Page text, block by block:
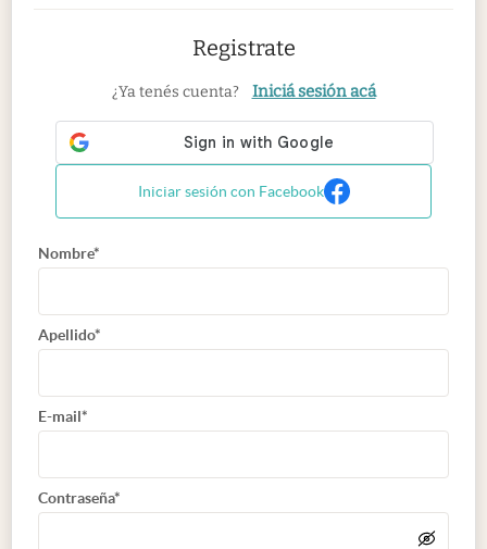
Registrate
¿Ya tenés cuenta? Iniciá sesión acá
Iniciar sesión con Facebook
Nombre*
Apellido*
E-mail*
Contraseña*